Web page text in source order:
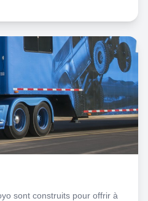
sont construits pour offrir à